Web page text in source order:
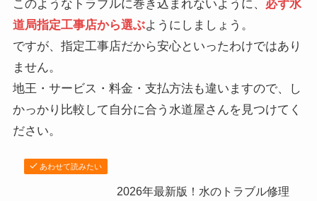
このようなトラブルに巻き込まれないように、 必ず水
道局指定工事店から選ぶようにしましょう。
ですが、指定工事店だから安心といったわけではあり
ません。
地王・サービス・料金・支払方法も違いますので、し
かっかり比較して自分に合う水道屋さんを見つけてく
ださい。
あわせて読みたい
2026年最新版！水のトラブル修理